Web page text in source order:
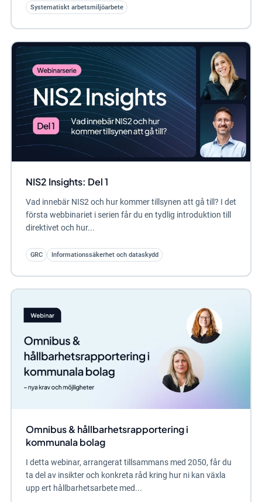
Systematiskt arbetsmiljöarbete
NIS2 Insights: Del 1
Vad innebär NIS2 och hur kommer tillsynen att gå till? I det
första webbinariet i serien får du en tydlig introduktion till
direktivet och hur...
GRC Informationssäkerhet och dataskydd
Omnibus & hållbarhetsrapportering i
kommunala bolag
I detta webinar, arrangerat tillsammans med 2050, får du
ta del av insikter och konkreta råd kring hur ni kan växla
upp ert hållbarhetsarbete med...